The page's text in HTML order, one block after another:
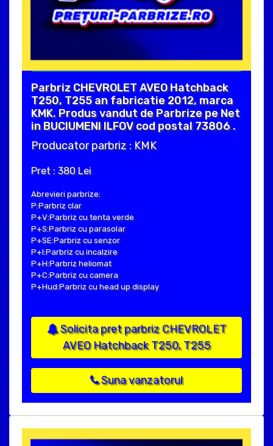
Parbriz CHEVROLET AVEO Hatchback
T250, T255 an fabricatie 2012, marca
KMK. Produs vandut de Parbrize pe Net
in BUCIUMENI ILFOV cod postal 73806 .
Producator parbriz : KMK
Pret : 380 Lei
Abrevieri parbrize:
P:Parbriz clar
P+V:Parbriz cu tenta verde
P+S:Parbriz cu parasolar
P+SE:Parbriz cu senzor
P+I:Parbriz cu incalzire
P+H:Parbriz heliomat
P+C:Parbriz cu camera
P+Hud:Parbriz cu head up display
Solicita pret parbriz CHEVROLET
AVEO Hatchback T250, T255
Suna vanzatorul